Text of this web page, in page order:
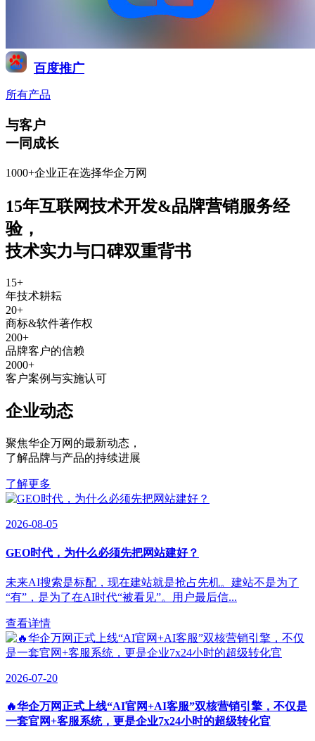
百度推广
所有产品
与客户
一同成长
1000+企业正在选择华企万网
15年互联网技术开发&品牌营销服务经
验，
技术实力与口碑双重背书
15+
年技术耕耘
20+
商标&软件著作权
200+
品牌客户的信赖
2000+
客户案例与实施认可
企业动态
聚焦华企万网的最新动态 ，
了解品牌与产品的持续进展
了解更多
2026-08-05
GEO时代，为什么必须先把网站建好？
未来AI搜索是标配，现在建站就是抢占先机。建站不是为了
“有”，是为了在AI时代“被看见”。用户最后信...
查看详情
2026-07-20
🔥华企万网正式上线“AI官网+AI客服”双核营销引擎，不仅是
一套官网+客服系统，更是企业7x24小时的超级转化官